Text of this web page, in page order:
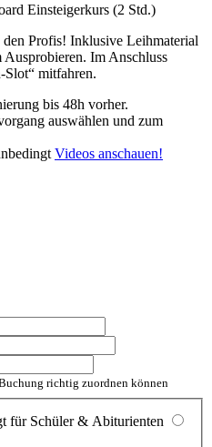
Einsteigerkurs (2 Std.)
Profis! Inklusive Leihmaterial
Im Anschluss
Slot“ mitfahren.
bis 48h vorher.
auswählen und zum
Videos anschauen!
richtig zuordnen können
für Schüler & Abiturienten